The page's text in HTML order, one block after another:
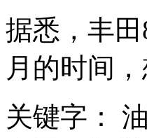
据悉，丰田
月的时间
关键字：